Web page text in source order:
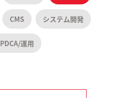
CMS システム開発
PDCA/運用